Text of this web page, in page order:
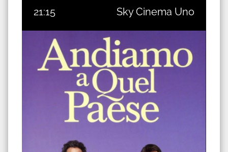
21:15 Sky Cinema Uno